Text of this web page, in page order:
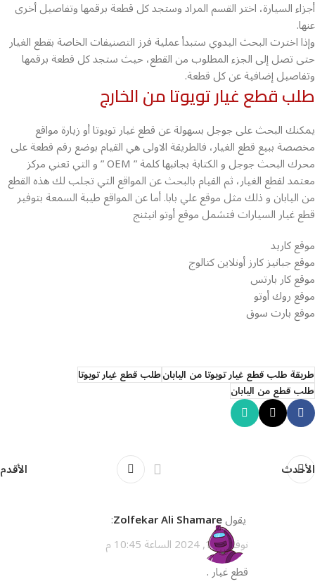
أجزاء السيارة، اختر القسم المراد وستجد كل قطعة برقمها وتفاصيل أخرى
عنها.
وإذا اخترت البحث اليدوي ستبدأ عملية فرز التصنيفات الخاصة بقطع الغيار
حتى تصل إلى الجزء المطلوب من القطع، حيث ستجد كل قطعة برقمها
وتفاصيل إضافية عن كل قطعة.
طلب قطع غيار تويوتا من الخارج
يمكنك البحث على جوجل بسهولة عن قطع غيار تويوتا أو زيارة مواقع
مخصصة ببيع قطع الغيار، فالطريقة الاولى هي القيام بوضع رقم قطعة على
محرك البحث جوجل و الكتابة بجانبها كلمة ” OEM ” و التي تعني مركز
معتمد لقطع الغيار، ثم القيام بالبحث عن المواقع التي تجلب لك هذه القطع
من اليابان و ذلك مثل موقع علي بابا. أما عن المواقع طيبة السمعة بتوفير
قطع غيار السيارات فتشمل موقع أوتو انيثنج
موقع كاريد
موقع جبانيز كارز أونلاين كتالوج
موقع كار بارتس
موقع روك أوتو
موقع بارت سوق
طريقة طلب قطع غيار تويوتا من اليابانطلب قطع غيار تويوتا
طلب قطع من اليابان
الأحدث الأقدم
يقولZolfekar Ali Shamare
:
نوفمبر 12, 2024 الساعة 10:45 م
قطع غيار .